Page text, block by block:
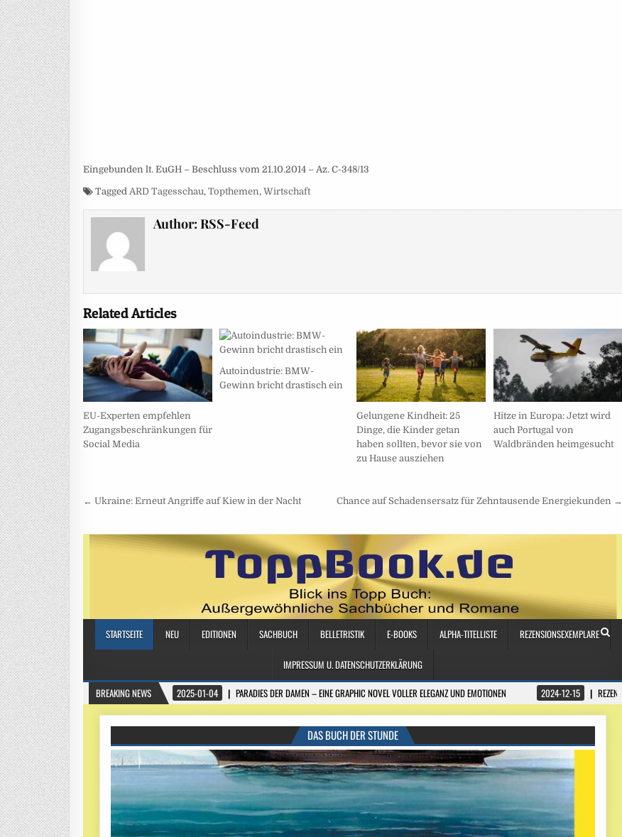
Eingebunden lt. EuGH – Beschluss vom 21.10.2014 – Az. C-348/13
Tagged ARD Tagesschau, Topthemen, Wirtschaft
Author:RSS-Feed
Related Articles
EU-Experten empfehlen
Zugangsbeschränkungen für
Social Media
Autoindustrie: BMW-
Gewinn bricht drastisch ein
Gelungene Kindheit: 25
Dinge, die Kinder getan
haben sollten, bevor sie von
zu Hause ausziehen
Hitze in Europa: Jetzt wird
auch Portugal von
Waldbränden heimgesucht
Beitragsnavigation
← Ukraine: Erneut Angriffe auf Kiew in der Nacht Chance auf Schadensersatz für Zehntausende Energiekunden →